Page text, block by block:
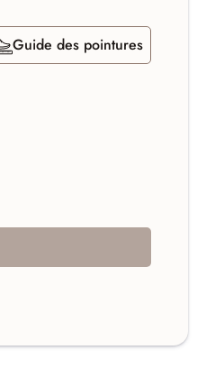
Guide des pointures